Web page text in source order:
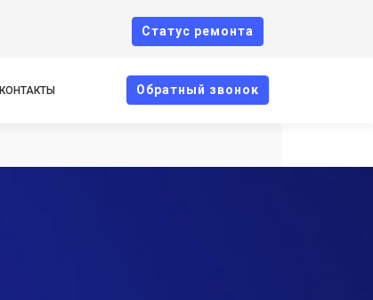
Cтатус ремонта
КОНТАКТЫ Oбратный звонок